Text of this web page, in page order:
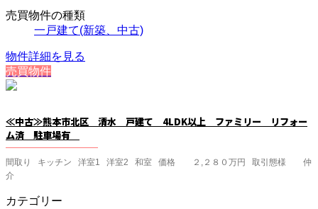
売買物件の種類
一戸建て(新築、中古)
物件詳細を見る
売買物件
≪中古≫熊本市北区 清水 戸建て 4LDK以上 ファミリー リフォー
ム済 駐車場有
間取り キッチン 洋室1 洋室2 和室 価格 ２,２８０万円 取引態様 仲
介
カテゴリー